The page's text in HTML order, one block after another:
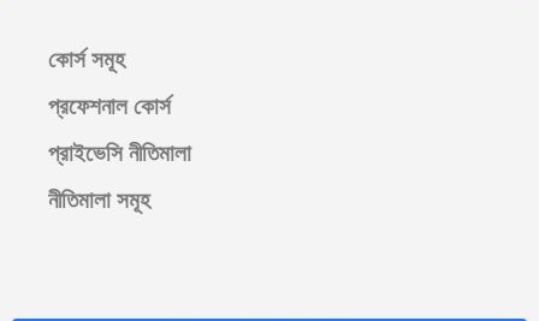
কোর্স সমূহ
প্রফেশনাল কোর্স
প্রাইভেসি নীতিমালা
নীতিমালা সমূহ